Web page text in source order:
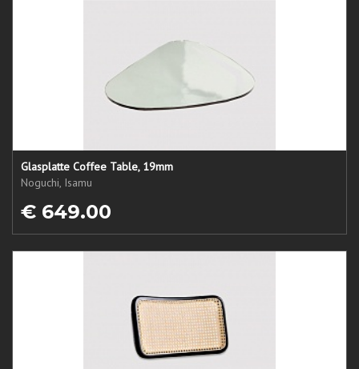
Glasplatte Coffee Table, 19mm
Noguchi, Isamu
€ 649.00